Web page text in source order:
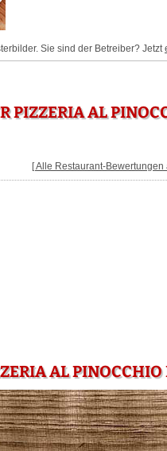
Sie sind der Betreiber? Jetzt
PIZZERIA AL
[ Alle Restaurant-Bewertungen
AL